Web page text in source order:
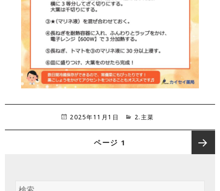
投
2025年11月1日
カ
2.主菜
ページ 1
検